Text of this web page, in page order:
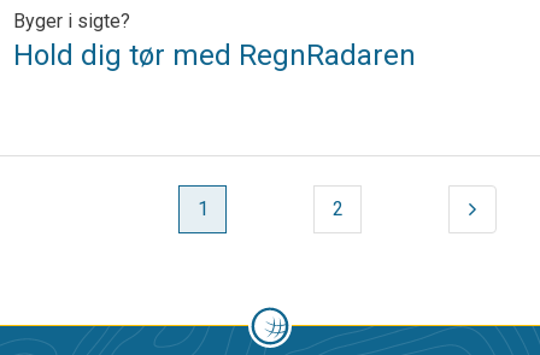
Byger i sigte?
Hold dig tør med RegnRadaren
1 2